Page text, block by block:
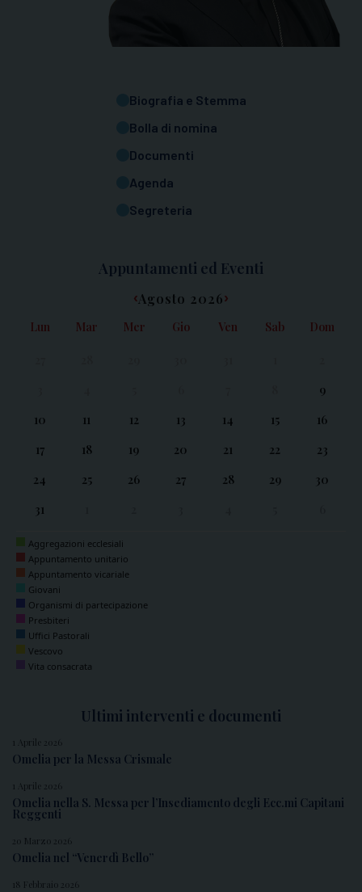
Biografia e Stemma
Bolla di nomina
Documenti
Agenda
Segreteria
Appuntamenti ed Eventi
‹ Agosto 2026›
Lun Mar Mer Gio Ven Sab Dom
9
10
11 12 13 14 15
16
17
18 19 20 21 22
23
24
25 26 27 28 29
30
31
Aggregazioni ecclesiali
Appuntamento unitario
Appuntamento vicariale
Giovani
Organismi di partecipazione
Presbiteri
Uffici Pastorali
Vescovo
Vita consacrata
Ultimi interventi e documenti
1 Aprile 2026
Omelia per la Messa Crismale
1 Aprile 2026
Omelia nella S. Messa per l’Insediamento degli Ecc.mi Capitani
Reggenti
20 Marzo 2026
Omelia nel “Venerdì Bello”
18 Febbraio 2026